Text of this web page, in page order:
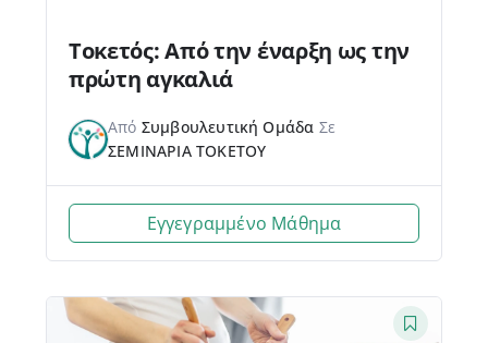
Τοκετός: Από την έναρξη ως την
πρώτη αγκαλιά
Από Συμβουλευτική Ομάδα Σε
ΣΕΜΙΝΑΡΙΑ ΤΟΚΕΤΟΥ
Εγγεγραμμένο Μάθημα